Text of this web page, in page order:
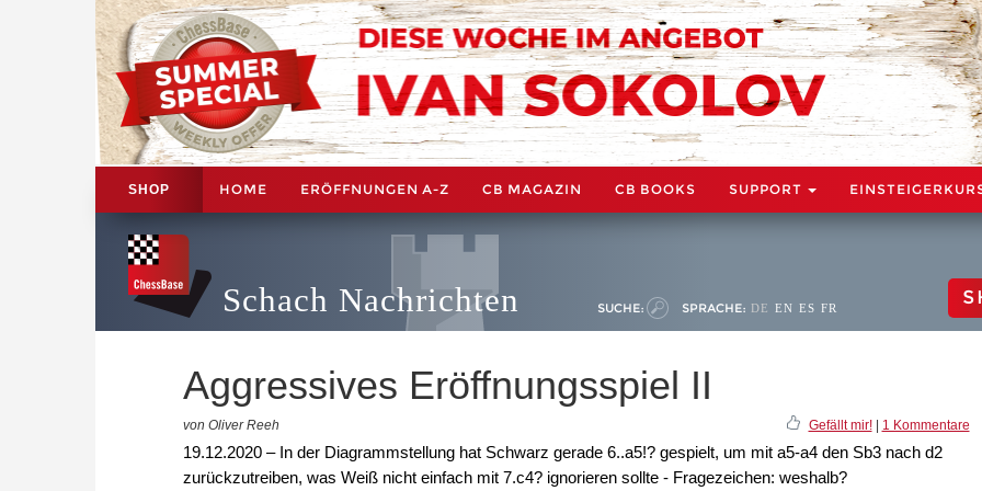
SHOP HOME ERÖFFNUNGEN A-Z CB MAGAZIN CB BOOKS SUPPORT
Schach Nachrichten SUCHE: SPRACHE: DE EN ES FR
Aggressives Eröffnungsspiel II
von Oliver Reeh Gefällt mir!| 1 Kommentare
19.12.2020 – In der Diagrammstellung hat Schwarz gerade 6..a5!? gespielt, um mit a5-a4 den Sb3 nach d2
zurückzutreiben, was Weiß nicht einfach mit 7.c4? ignorieren sollte - Fragezeichen: weshalb?